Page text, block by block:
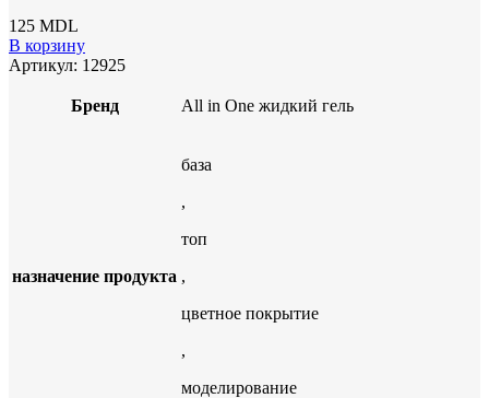
125 MDL
В корзину
Артикул: 12925
Бренд All in One жидкий гель
назначение продукта
база
,
топ
,
цветное покрытие
,
моделирование